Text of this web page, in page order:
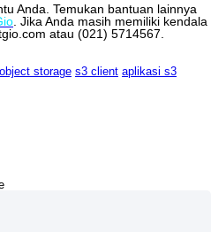
Anda Temukan bantuan lainnya
Jika Anda masih memiliki kendala
com atau (021) 5714567
storage s3 client aplikasi s3